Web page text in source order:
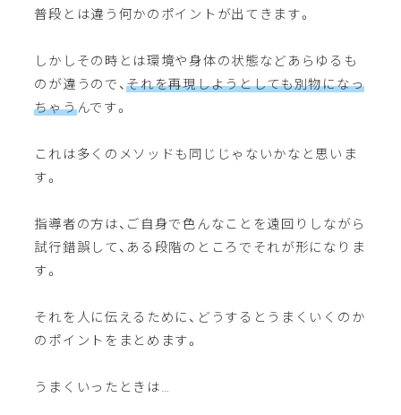
普段とは違う何かのポイントが出てきます。
しかしその時とは環境や身体の状態などあらゆるも
のが違うので、それを再現しようとしても別物になっ
ちゃうんです。
これは多くのメソッドも同じじゃないかなと思いま
す。
指導者の方は、ご自身で色んなことを遠回りしながら
試行錯誤して、ある段階のところでそれが形になりま
す。
それを人に伝えるために、どうするとうまくいくのか
のポイントをまとめます。
うまくいったときは…